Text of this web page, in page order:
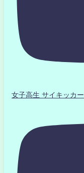
女子高生 サイキッカー